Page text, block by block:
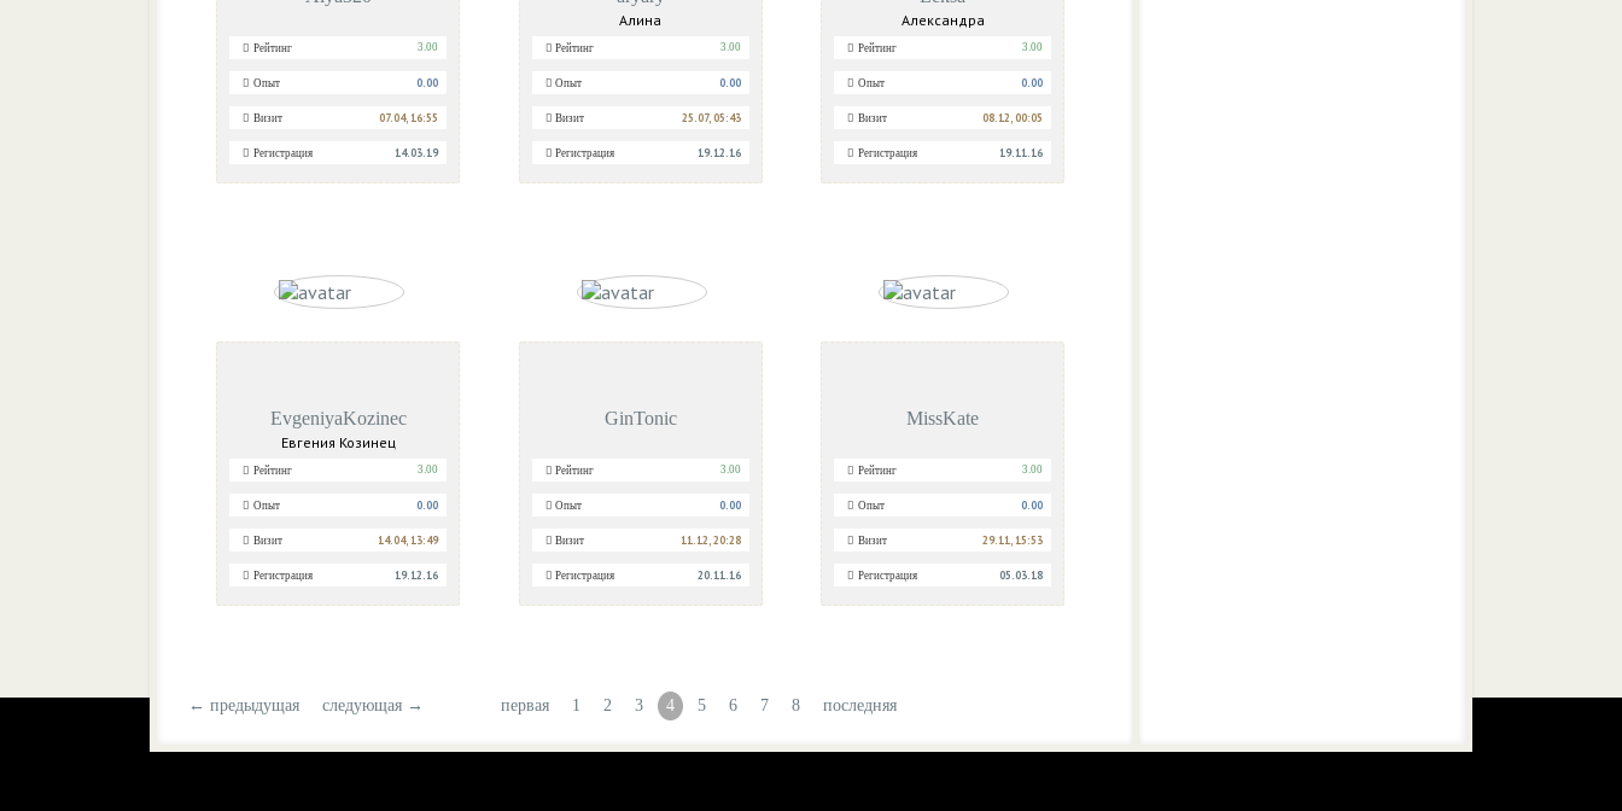
Рейтинг 3.00
Опыт 0.00
Визит 07.04, 16:55
Регистрация 14.03.19
Алина
Рейтинг 3.00
Опыт 0.00
Визит 25.07, 05:43
Регистрация 19.12.16
Александра
Рейтинг 3.00
Опыт 0.00
Визит 08.12, 00:05
Регистрация 19.11.16
EvgeniyaKozinec
Евгения Козинец
Рейтинг 3.00
Опыт 0.00
Визит 14.04, 13:49
Регистрация 19.12.16
GinTonic
Рейтинг 3.00
Опыт 0.00
Визит 11.12, 20:28
Регистрация 20.11.16
MissKate
Рейтинг 3.00
Опыт 0.00
Визит 29.11, 15:53
Регистрация 05.03.18
← предыдущая следующая → первая 1 2 3 4 5 6 7 8 последняя